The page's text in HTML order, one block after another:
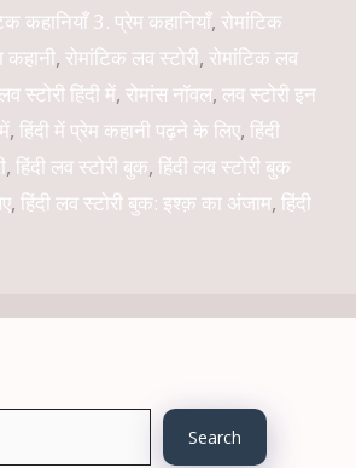
कहानियाँ 3. प्रेम कहानियाँ, रोमांटिक
कहानी, रोमांटिक लव स्टोरी, रोमांटिक लव
स्टोरी हिंदी में, रोमांस नॉवल, लव स्टोरी इन
, हिंदी में प्रेम कहानी पढ़ने के लिए, हिंदी
, हिंदी लव स्टोरी बुक, हिंदी लव स्टोरी बुक
, हिंदी लव स्टोरी बुक: इश्क़ का अंजाम, हिंदी
Search